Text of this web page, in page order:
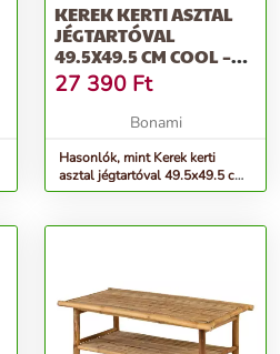
KEREK KERTI ASZTAL
JÉGTARTÓVAL
49.5X49.5 CM COOL –
KETER
27 390 Ft
Bonami
Hasonlók, mint Kerek kerti
asztal jégtartóval 49.5x49.5 cm
Cool – Keter